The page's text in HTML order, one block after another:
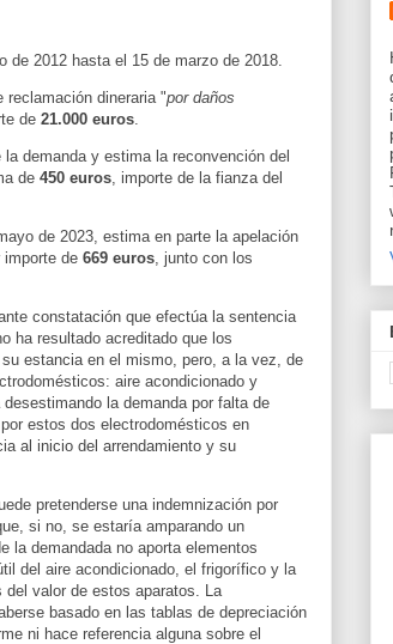
de 2012 hasta el 15 de marzo de 2018.
reclamación dineraria "por daños
de 21.000 euros.
demanda y estima la reconvención del
de 450 euros, importe de la fianza del
de 2023, estima en parte la apelación
importe de 669 euros, junto con los
constatación que efectúa la sentencia
ha resultado acreditado que los
estancia en el mismo, pero, a la vez, de
aire acondicionado y
la demanda por falta de
estos dos electrodomésticos en
al inicio del arrendamiento y su
pretenderse una indemnización por
si no, se estaría amparando un
la demandada no aporta elementos
del aire acondicionado, el frigorífico y la
del valor de estos aparatos. La
basado en las tablas de depreciación
ni hace referencia alguna sobre el